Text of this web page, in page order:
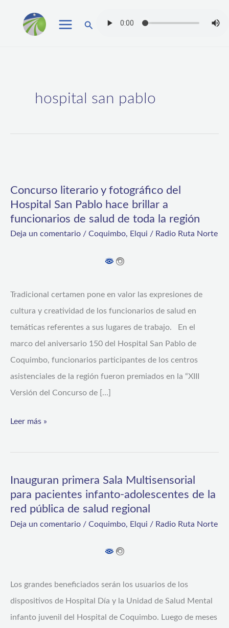
Buscar
hospital san pablo
Concurso literario y fotográfico del
Hospital San Pablo hace brillar a
funcionarios de salud de toda la región
Deja un comentario / Coquimbo, Elqui / Radio Ruta Norte
Tradicional certamen pone en valor las expresiones de
cultura y creatividad de los funcionarios de salud en
temáticas referentes a sus lugares de trabajo. En el
marco del aniversario 150 del Hospital San Pablo de
Coquimbo, funcionarios participantes de los centros
asistenciales de la región fueron premiados en la “XIII
Versión del Concurso de […]
y
fotográfico
hace
brillar
a
funcionarios
de
salud
de
la
Leer más »
Inauguran primera Sala Multisensorial
para pacientes infanto-adolescentes de la
red pública de salud regional
Deja un comentario / Coquimbo, Elqui / Radio Ruta Norte
Los grandes beneficiados serán los usuarios de los
dispositivos de Hospital Día y la Unidad de Salud Mental
infanto juvenil del Hospital de Coquimbo. Luego de meses
Inauguran
primera
Sala
Multisensorial
adolescentes